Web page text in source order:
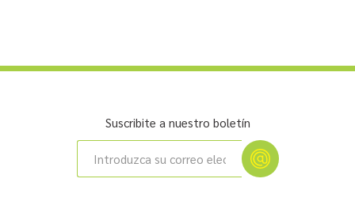
Suscribite a nuestro boletín